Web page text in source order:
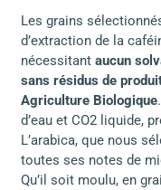
Les grains
d’extraction de la
nécessitant aucun
sans résidus de
Agriculture Biologique
d’eau et CO2 liquide,
L’arabica, que nous
toutes ses notes de
Qu’il soit moulu, en